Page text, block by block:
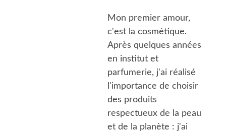
Mon premier amour,
c'est la cosmétique.
Après quelques années
en institut et
parfumerie, j'ai réalisé
l'importance de choisir
des produits
respectueux de la peau
et de la planète : j'ai